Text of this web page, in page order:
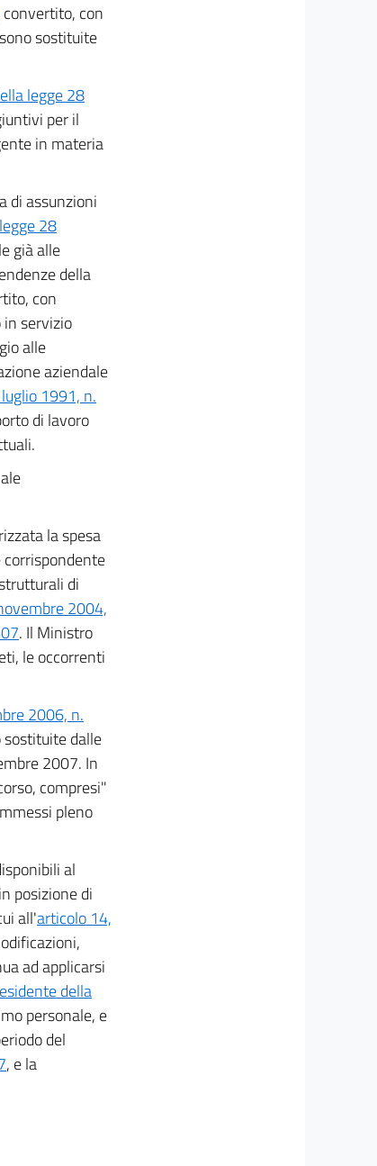
convertito, con
sostituite
legge 28
per il
in materia
di assunzioni
28
già alle
della
con
servizio
alle
aziendale
1991, n.
di lavoro
la spesa
di
2004,
. Il Ministro
le occorrenti
2006, n.
dalle
2007. In
compresi"
pleno
al
posizione di
all'articolo 14,
ad applicarsi
della
personale, e
del
, e la